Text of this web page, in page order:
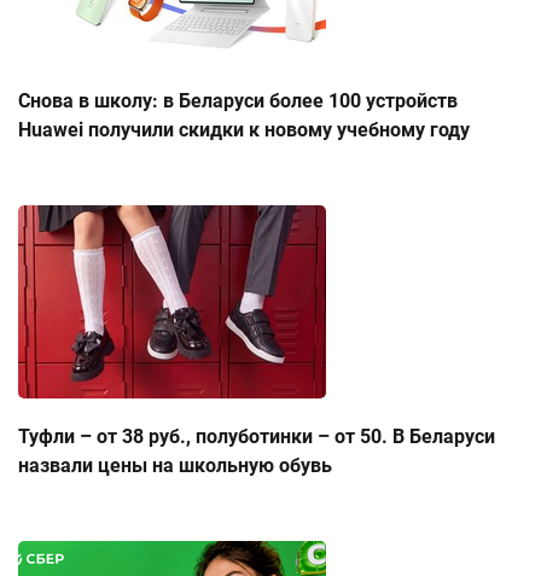
Снова в школу: в Беларуси более 100 устройств
Huawei получили скидки к новому учебному году
Туфли – от 38 руб., полуботинки – от 50. В Беларуси
назвали цены на школьную обувь